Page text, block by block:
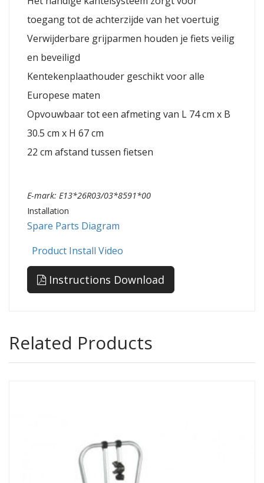
toegang tot de achterzijde van het voertuig
Verwijderbare grijparmen houden je fiets veilig
en beveiligd
Kentekenplaathouder geschikt voor alle
Europese maten
Opvouwbaar tot een afmeting van L 74 cm x B
30.5 cm x H 67 cm
22 cm afstand tussen fietsen
E-mark: E13*26R03/03*8591*00
Installation
Spare Parts Diagram
Product Install Video
Instructions Download
Related Products